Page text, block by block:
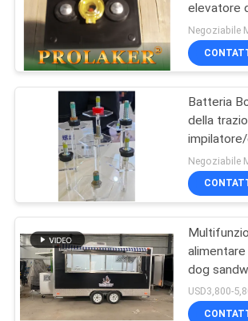
Stacker
gomme solide
carrello
elevatore
490Ah/
di 5hrs 2V
Negoziabile
Batteria
della
elevatore
rispettoso
Negoziabile
dog
carrello
rimorchio
USD3,800-